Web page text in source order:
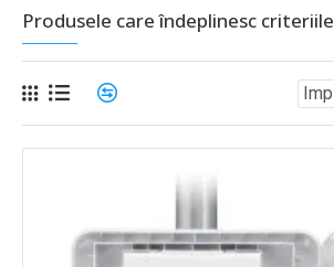
Produsele care îndeplinesc criteriile